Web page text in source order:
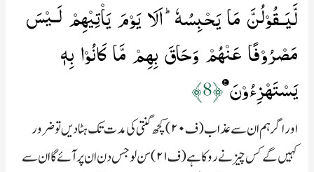
لَّيَـقُوۡلُنَّ مَا يَحۡبِسُهٗؕ اَلَا يَوۡمَ يَاۡتِيۡهِمۡ لَـيۡسَ
مَصۡرُوۡفًا عَنۡهُمۡ وَحَاقَ بِهِمۡ مَّا كَانُوۡا بِهٖ
يَسۡتَهۡزِءُوۡنَ‏﴿8﴾
اور اگر ہم ان سے عذاب (ف۲۰) کچھ گنتی کی مدت تک ہٹادیں تو ضرور
کہیں گے کس چیز نے روکا ہے (ف۲۱) سن لو جس دن ان پر آئے گا ان سے